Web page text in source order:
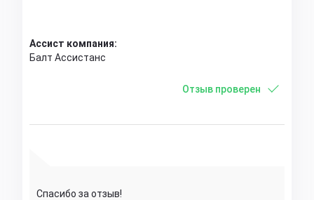
Ассист компания:
Балт Ассистанс
Отзыв проверен
Спасибо за отзыв!